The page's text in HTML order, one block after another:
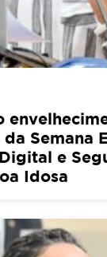
Semana
e
Idosa